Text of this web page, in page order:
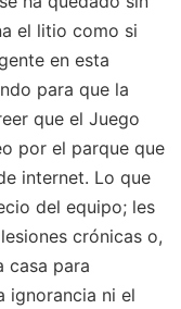
el litio como si
en esta
para que la
que el Juego
por el parque que
internet. Lo que
del equipo; les
crónicas o,
casa para
ignorancia ni el